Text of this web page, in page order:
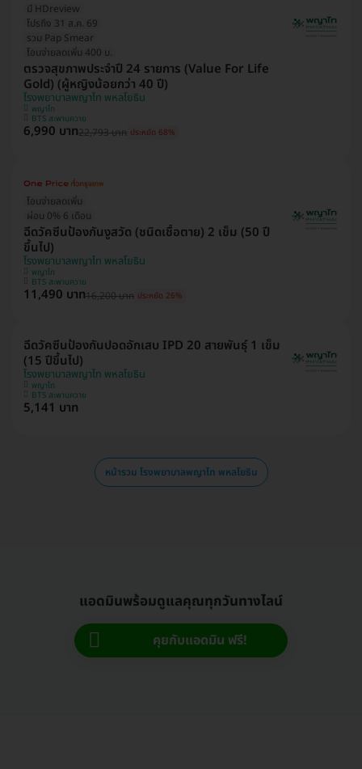
มี HDreview
โปรถึง 31 ส.ค. 69
รวม Pap Smear
โอนจ่ายลดเพิ่ม 400 บ.
ตรวจสุขภาพประจำปี 24 รายการ (Value For Life
Gold) (ผู้หญิงน้อยกว่า 40 ปี)
โรงพยาบาลพญาไท พหลโยธิน
พญาไท
BTS สะพานควาย
6,990 บาท22,793 บาท ประหยัด 68%
โอนจ่ายลดเพิ่ม
ผ่อน 0% 6 เดือน
ฉีดวัคซีนป้องกันงูสวัด (ชนิดเชื้อตาย) 2 เข็ม (50 ปี
ขึ้นไป)
โรงพยาบาลพญาไท พหลโยธิน
พญาไท
BTS สะพานควาย
11,490 บาท16,200 บาท ประหยัด 26%
ฉีดวัคซีนป้องกันปอดอักเสบ IPD 20 สายพันธุ์ 1 เข็ม
(15 ปีขึ้นไป)
โรงพยาบาลพญาไท พหลโยธิน
พญาไท
BTS สะพานควาย
5,141 บาท
หน้ารวม โรงพยาบาลพญาไท พหลโยธิน
แอดมินพร้อมดูแลคุณทุกวันทางไลน์
คุยกับแอดมิน ฟรี!